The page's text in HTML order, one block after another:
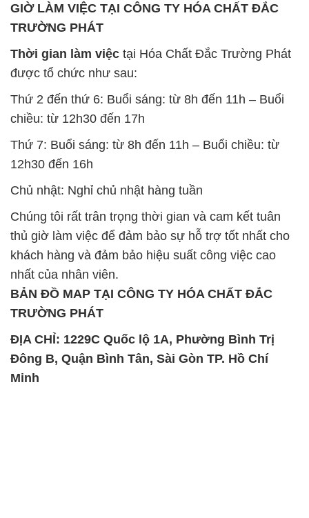
GIỜ LÀM VIỆC TẠI CÔNG TY HÓA CHẤT ĐẮC
TRƯỜNG PHÁT
Thời gian làm việc tại Hóa Chất Đắc Trường Phát
được tổ chức như sau:
Thứ 2 đến thứ 6: Buổi sáng: từ 8h đến 11h – Buổi
chiều: từ 12h30 đến 17h
Thứ 7: Buổi sáng: từ 8h đến 11h – Buổi chiều: từ
12h30 đến 16h
Chủ nhật: Nghỉ chủ nhật hàng tuần
Chúng tôi rất trân trọng thời gian và cam kết tuân
thủ giờ làm việc để đảm bảo sự hỗ trợ tốt nhất cho
khách hàng và đảm bảo hiệu suất công việc cao
nhất của nhân viên.
BẢN ĐỒ MAP TẠI CÔNG TY HÓA CHẤT ĐẮC
TRƯỜNG PHÁT
ĐỊA CHỈ: 1229C Quốc lộ 1A, Phường Bình Trị
Đông B, Quận Bình Tân, Sài Gòn TP. Hồ Chí
Minh